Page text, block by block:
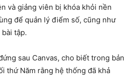
và giảng viên bị khóa khỏi nền
để quản lý điểm số, cũng như
tập.
sau Canvas, cho biết trong bản
thứ Năm rằng hệ thống đã khả